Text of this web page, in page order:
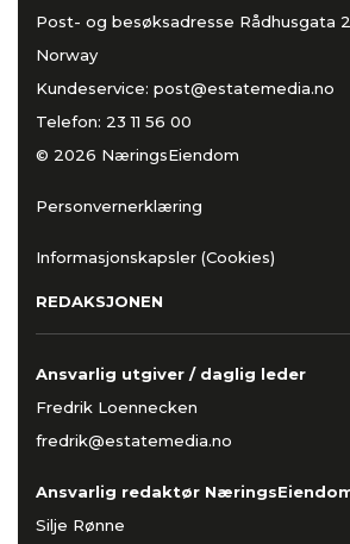
Post- og besøksadresse Rådhusgata
Norway
Kundeservice: post@estatemedia.no
Telefon: 23 11 56 00
© 2026 NæringsEiendom
Personvernerklæring
Informasjonskapsler (Cookies)
REDAKSJONEN
Ansvarlig utgiver / daglig leder
Fredrik Loennecken
fredrik@estatemedia.no
Ansvarlig redaktør
Silje Rønne